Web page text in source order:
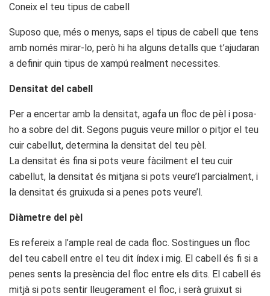
Coneix el teu tipus de cabell
Suposo que, més o menys, saps el tipus de cabell que tens
amb només mirar-lo, però hi ha alguns detalls que t’ajudaran
a definir quin tipus de xampú realment necessites.
Densitat del cabell
Per a encertar amb la densitat, agafa un floc de pèl i posa-
ho a sobre del dit. Segons puguis veure millor o pitjor el teu
cuir cabellut, determina la densitat del teu pèl.
La densitat és fina si pots veure fàcilment el teu cuir
cabellut, la densitat és mitjana si pots veure’l parcialment, i
la densitat és gruixuda si a penes pots veure’l.
Diàmetre del pèl
Es refereix a l’ample real de cada floc. Sostingues un floc
del teu cabell entre el teu dit índex i mig. El cabell és fi si a
penes sents la presència del floc entre els dits. El cabell és
mitjà si pots sentir lleugerament el floc, i serà gruixut si